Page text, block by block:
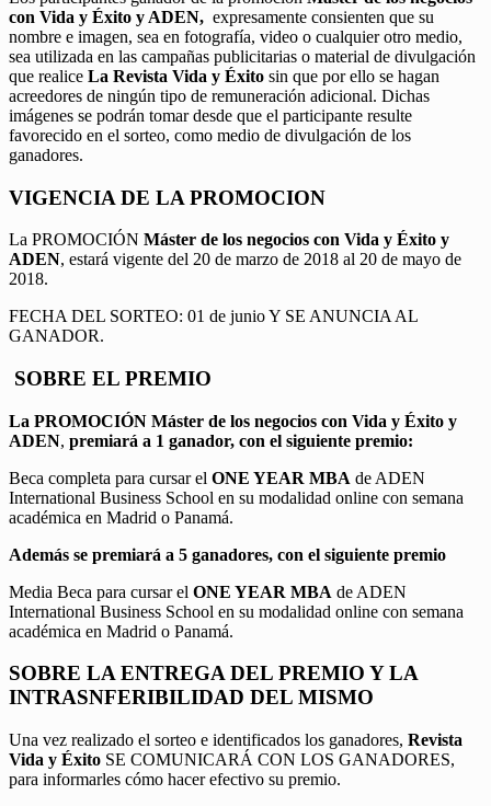
con Vida y Éxito y ADEN, expresamente consienten que su
nombre e imagen, sea en fotografía, video o cualquier otro medio,
sea utilizada en las campañas publicitarias o material de divulgación
que realice La Revista Vida y Éxito sin que por ello se hagan
acreedores de ningún tipo de remuneración adicional. Dichas
imágenes se podrán tomar desde que el participante resulte
favorecido en el sorteo, como medio de divulgación de los
ganadores.
VIGENCIA DE LA PROMOCION
La PROMOCIÓN Máster de los negocios con Vida y Éxito y
ADEN, estará vigente del 20 de marzo de 2018 al 20 de mayo de
2018.
FECHA DEL SORTEO: 01 de junio Y SE ANUNCIA AL
GANADOR.
SOBRE EL PREMIO
La PROMOCIÓN Máster de los negocios con Vida y Éxito y
ADEN, premiará a 1 ganador, con el siguiente premio:
Beca completa para cursar el ONE YEAR MBA de ADEN
International Business School en su modalidad online con semana
académica en Madrid o Panamá.
Además se premiará a 5 ganadores, con el siguiente premio
Media Beca para cursar el ONE YEAR MBA de ADEN
International Business School en su modalidad online con semana
académica en Madrid o Panamá.
SOBRE LA ENTREGA DEL PREMIO Y LA
INTRASNFERIBILIDAD DEL MISMO
Una vez realizado el sorteo e identificados los ganadores, Revista
Vida y Éxito SE COMUNICARÁ CON LOS GANADORES,
para informarles cómo hacer efectivo su premio.